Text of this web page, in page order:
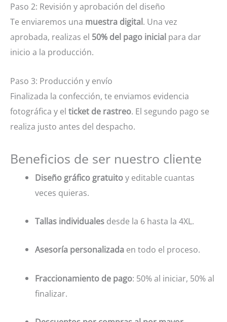
Paso 2: Revisión y aprobación del diseño
Te enviaremos una muestra digital. Una vez
aprobada, realizas el 50% del pago inicial para dar
inicio a la producción.
Paso 3: Producción y envío
Finalizada la confección, te enviamos evidencia
fotográfica y el ticket de rastreo. El segundo pago se
realiza justo antes del despacho.
Beneficios de ser nuestro cliente
Diseño gráfico gratuitoy editable cuantas
veces quieras.
Tallas individuales desde la 6 hasta la 4XL.
Asesoría personalizada en todo el proceso.
Fraccionamiento de pago: 50% al iniciar, 50% al
finalizar.